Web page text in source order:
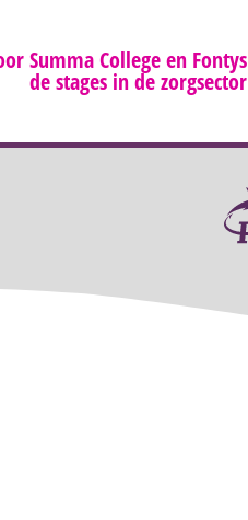
Summa College en Fontys
de stages in de zorgsector